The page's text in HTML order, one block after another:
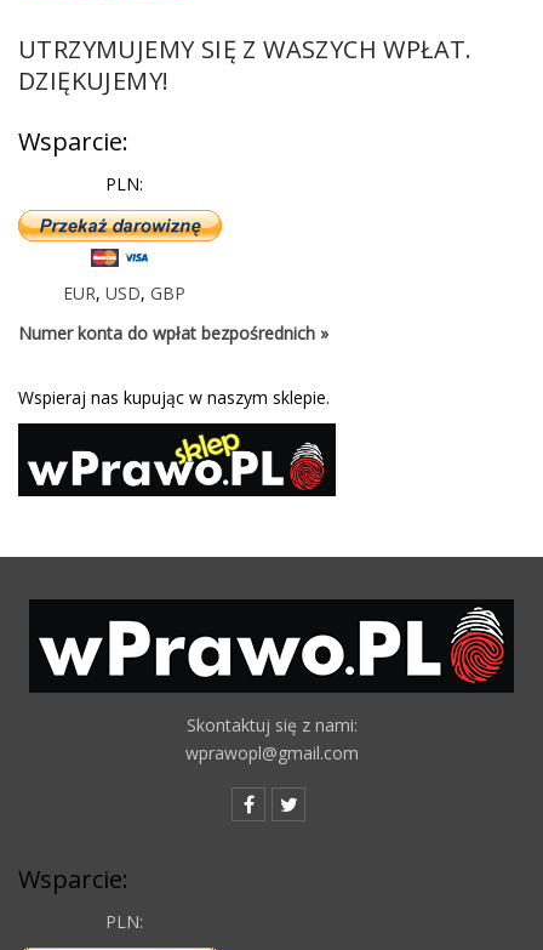
UTRZYMUJEMY SIĘ Z WASZYCH WPŁAT.
DZIĘKUJEMY!
Wsparcie:
PLN:
EUR, USD, GBP
Numer konta do wpłat bezpośrednich »
Wspieraj nas kupując w naszym sklepie.
Skontaktuj się z nami:
wprawopl@gmail.com
Wsparcie:
PLN: